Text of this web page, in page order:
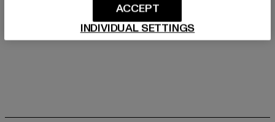
LIEFERUNG & RÜCKGABE
INDIVIDUAL SETTINGS
ACCEPT